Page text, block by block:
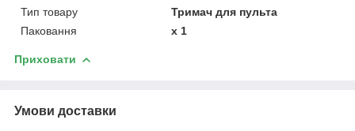
Тип товару
Тримач для пульта
Паковання
x 1
Приховати
Умови доставки